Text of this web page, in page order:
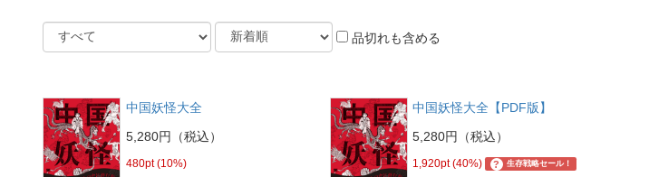
品切れも含める
中国妖怪大全
5,280円（税込）
480pt (10%)
中国妖怪大全【PDF版】
5,280円（税込）
1,920pt (40%) ? 生存戦略セール！